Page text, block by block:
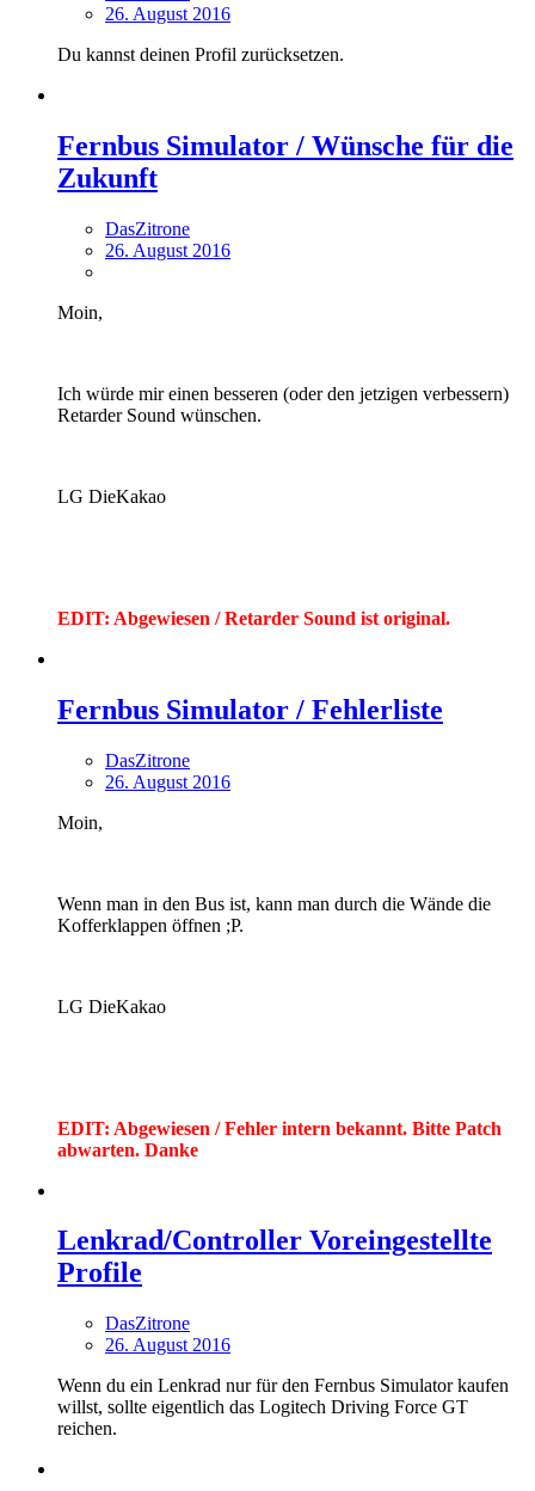
26. August 2016
Du kannst deinen Profil zurücksetzen.
Fernbus Simulator / Wünsche für die
Zukunft
DasZitrone
26. August 2016
Moin,
Ich würde mir einen besseren (oder den jetzigen verbessern)
Retarder Sound wünschen.
LG DieKakao
EDIT: Abgewiesen / Retarder Sound ist original.
Fernbus Simulator / Fehlerliste
DasZitrone
26. August 2016
Moin,
Wenn man in den Bus ist, kann man durch die Wände die
Kofferklappen öffnen ;P.
LG DieKakao
EDIT: Abgewiesen / Fehler intern bekannt. Bitte Patch
abwarten. Danke
Lenkrad/Controller Voreingestellte
Profile
DasZitrone
26. August 2016
Wenn du ein Lenkrad nur für den Fernbus Simulator kaufen
willst, sollte eigentlich das Logitech Driving Force GT
reichen.